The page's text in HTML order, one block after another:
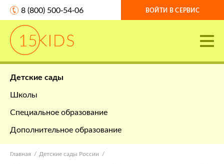
8 (800) 500-54-06 ВОЙТИ В СЕРВИС
Детские сады
Школы
Специальное образование
Дополнительное образование
Главная Детские сады России